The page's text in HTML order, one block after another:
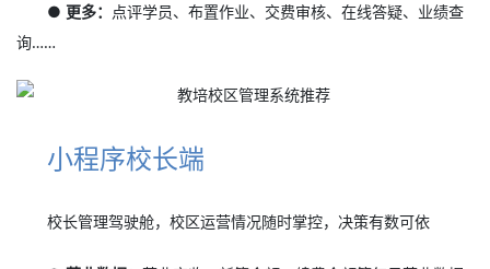
● 更多： 点评学员、布置作业、交费审核、在线答疑、业绩查
询……
小程序校长端
校长管理驾驶舱，校区运营情况随时掌控，决策有数可依